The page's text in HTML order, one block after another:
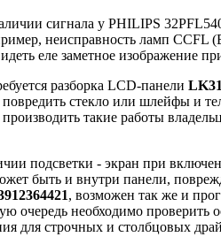
сигнала у PHILIPS
неисправность ламп CCFL
еле заметное изображение
разборка LCD-панели
стекло или шлейфы и
такие работы
подсветки - экран при
быть и внутри панели,
, возможен так же и
очередь необходимо
для строчных и столбцовых